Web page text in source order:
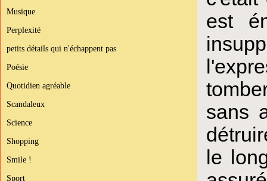
Musique
Perplexité
petits détails qui n'échappent pas
Poésie
Quotidien agréable
Scandaleux
Science
Shopping
Smile !
Sport
est
sans
le